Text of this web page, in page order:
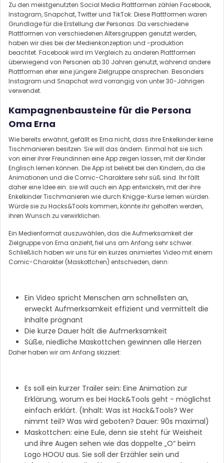
Zu den meistgenutzten Social Media Plattformen zählen Facebook,
Instagram, Snapchat, Twitter und TikTok. Diese Plattformen waren
Grundlage für die Erstellung der Personas. Da verschiedene
Plattformen von verschiedenen Altersgruppen genutzt werden,
haben wir dies bei der Medienkonzeption und -produktion
beachtet. Facebook wird im Vergleich zu anderen Plattformen
überwiegend von Personen ab 30 Jahren genutzt, während andere
Plattformen eher eine jüngere Zielgruppe ansprechen. Besonders
Instagram und Snapchat wird vorrangig von unter 30-Jährigen
verwendet.
Kampagnenbausteine für die Persona
Oma Erna
Wie bereits erwähnt, gefällt es Erna nicht, dass ihre Enkelkinder keine
Tischmanieren besitzen. Sie will das ändern. Einmal hat sie sich
von einer ihrer Freundinnen eine App zeigen lassen, mit der Kinder
Englisch lernen können. Die App ist beliebt bei den Kindern, da die
Animationen und die Comic-Charaktere sehr süß sind. Ihr fällt
daher eine Idee ein: sie will auch ein App entwickeln, mit der ihre
Enkelkinder Tischmanieren wie durch Knigge-Kurse lernen würden.
Würde sie zu Hacks&Tools kommen, könnte ihr geholfen werden,
ihren Wunsch zu verwirklichen.
Ein Medienformat auszuwählen, das die Aufmerksamkeit der
Zielgruppe von Erna anzieht, fiel uns am Anfang sehr schwer.
Schließlich haben wir uns für ein kurzes animiertes Video mit einem
Comic-Charakter (Maskottchen) entschieden, denn:
Ein Video spricht Menschen am schnellsten an,
erweckt Aufmerksamkeit effizient und vermittelt die
Inhalte prägnant
Die kurze Dauer hält die Aufmerksamkeit
Süße, niedliche Maskottchen gewinnen alle Herzen
Daher haben wir am Anfang skizziert:
Es soll ein kurzer Trailer sein: Eine Animation zur
Erklärung, worum es bei Hack&Tools geht - möglichst
einfach erklärt. (Inhalt: Was ist Hack&Tools? Wer
nimmt teil? Was wird geboten? Dauer: 90s maximal)
Maskottchen: eine Eule, denn sie steht für Weisheit
und ihre Augen sehen wie das doppelte „O“ beim
Logo HOOU aus. Sie soll der Erzähler sein und